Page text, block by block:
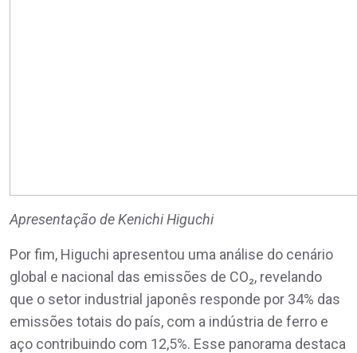
Apresentação de Kenichi Higuchi
Por fim, Higuchi apresentou uma análise do cenário
global e nacional das emissões de CO₂, revelando
que o setor industrial japonês responde por 34% das
emissões totais do país, com a indústria de ferro e
aço contribuindo com 12,5%. Esse panorama destaca